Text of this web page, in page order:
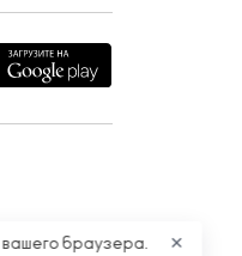
браузера. ✕